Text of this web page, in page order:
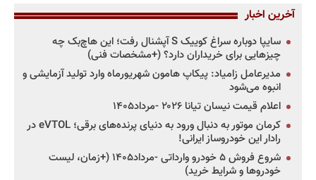
آخرین اخبار
سایپا دوباره سراغ کوییک S آپشنال رفت؛ این هاچ‌بک چه
چیزهایی برای خریداران دارد؟ (+مشخصات فنی)
مدیرعامل زامیاد: پیکاپ هامون شهریورماه وارد تولید آزمایشی و
انبوه می‌شود
اعلام قیمت نیسان تیانا ۲۰۲۶ -مرداد۱۴۰۵
کرمان موتور به دنبال ورود به دنیای پرنده‌های برقی؛ eVTOL در
رادار این خودروساز ایرانی!
شروع فروش ۵ خودرو وارداتی -مرداد۱۴۰۵ (+زمان، لیست
خودروها و شرایط خرید)